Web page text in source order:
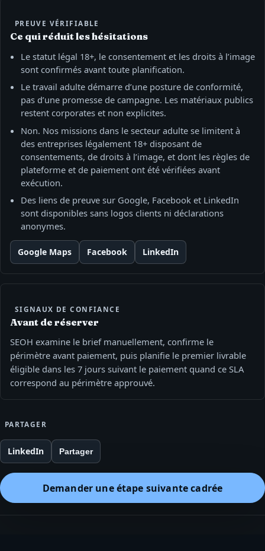
PREUVE VÉRIFIABLE
Ce qui réduit les hésitations
Le statut légal 18+, le consentement et les droits à l’image
sont confirmés avant toute planification.
Le travail adulte démarre d’une posture de conformité,
pas d’une promesse de campagne. Les matériaux publics
restent corporates et non explicites.
Non. Nos missions dans le secteur adulte se limitent à
des entreprises légalement 18+ disposant de
consentements, de droits à l’image, et dont les règles de
plateforme et de paiement ont été vérifiées avant
exécution.
Des liens de preuve sur Google, Facebook et LinkedIn
sont disponibles sans logos clients ni déclarations
anonymes.
Google Maps Facebook LinkedIn
SIGNAUX DE CONFIANCE
Avant de réserver
SEOH examine le brief manuellement, confirme le
périmètre avant paiement, puis planifie le premier livrable
éligible dans les 7 jours suivant le paiement quand ce SLA
correspond au périmètre approuvé.
PARTAGER
LinkedIn Partager
Demander une étape suivante cadrée